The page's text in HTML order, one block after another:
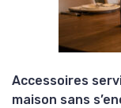
Accessoires
maison sans